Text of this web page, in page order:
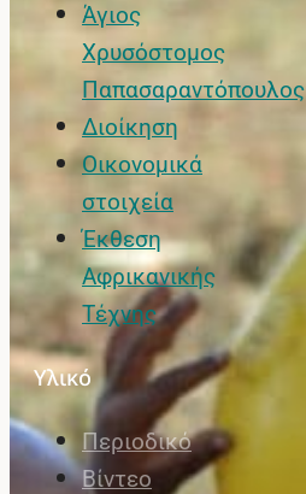
Άγιος
Χρυσόστομος
Παπασαραντόπουλος
Διοίκηση
Οικονομικά
στοιχεία
Έκθεση
Αφρικανικής
Τέχνης
Υλικό
Περιοδικό
Βίντεο